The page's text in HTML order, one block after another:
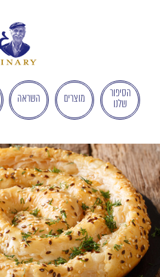
הישראלי
לְהַנְגָּשָׁת
אָתָרִים".
הַמְּסַיַּעַת
לִנְגִישׁוּת
הָאֲתָר.
לִפְתִיחַת
תַּפְרִיט
הֵנְּגִישׁוּת
לְחַץ
ALT+0
הסיפור
שלנו
מוצרים השראה